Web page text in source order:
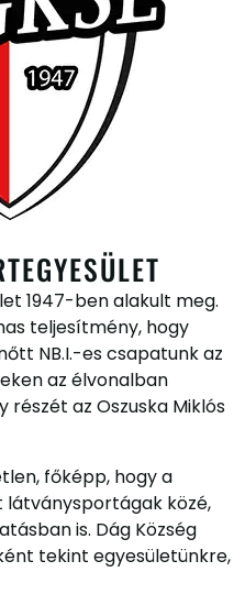
1947-ben alakult meg.
teljesítmény, hogy
NB.I.-es csapatunk az
az élvonalban
részét az Oszuska Miklós
főképp, hogy a
közé,
is. Dág Község
tekint egyesületünkre,